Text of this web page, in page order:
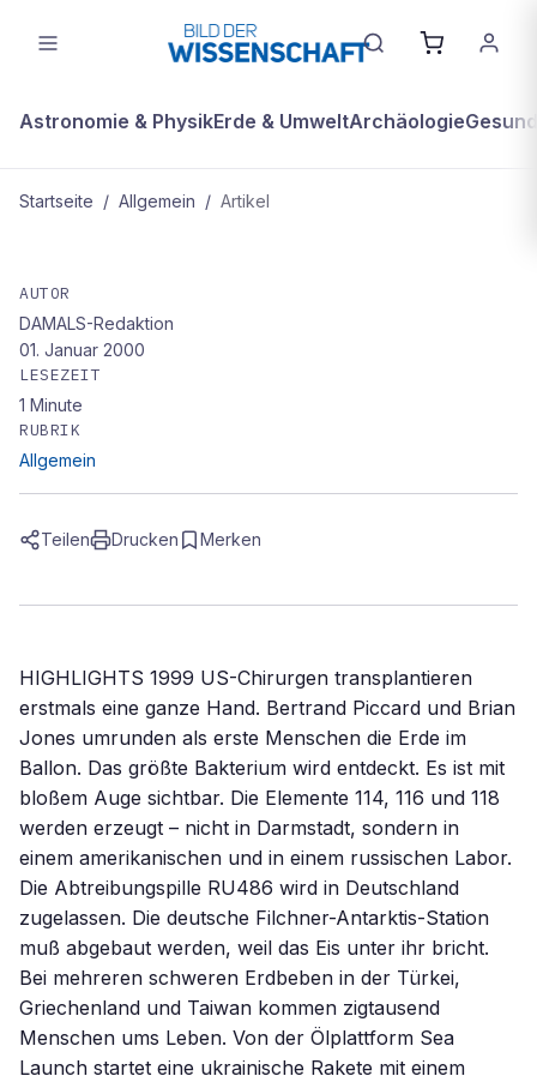
Astronomie & PhysikErde & UmweltArchäologie
Startseite / Allgemein / Artikel
Highlights: 1999
AUTOR
DAMALS-Redaktion
01. Januar 2000
LESEZEIT
1 Minute
RUBRIK
Allgemein
Teilen Drucken Merken
HIGHLIGHTS 1999 US-Chirurgen transplantieren
erstmals eine ganze Hand. Bertrand Piccard und Brian
Jones umrunden als erste Menschen die Erde im
Ballon. Das größte Bakterium wird entdeckt. Es ist mit
bloßem Auge sichtbar. Die Elemente 114, 116 und 118
werden erzeugt – nicht in Darmstadt, sondern in
einem amerikanischen und in einem russischen Labor.
Die Abtreibungspille RU486 wird in Deutschland
zugelassen. Die deutsche Filchner-Antarktis-Station
muß abgebaut werden, weil das Eis unter ihr bricht.
Bei mehreren schweren Erdbeben in der Türkei,
Griechenland und Taiwan kommen zigtausend
Menschen ums Leben. Von der Ölplattform Sea
Launch startet eine ukrainische Rakete mit einem